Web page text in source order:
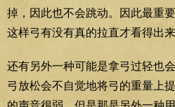
掉，因此也不会跳动。因此最重
这样弓有没有真的拉直才看得出来.
还有另外一种可能是拿弓过轻也
弓放松会不自觉地将弓的重量上